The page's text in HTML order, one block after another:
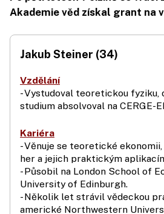
Akademie věd získal grant na
Jakub Steiner (34)
Vzdělání
- Vystudoval teoretickou fyziku,
studium absolvoval na CERGE-
Kariéra
- Věnuje se teoretické
her a jejich praktickým
- Působil na London School of
University of Edinburgh.
- Několik let strávil vědeckou
americké Northwestern